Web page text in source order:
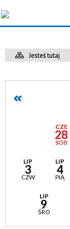
Jesteś tutaj
CZE
28
SOB
LIP
3
CZW
LIP
4
PIĄ
LIP
9
ŚRO